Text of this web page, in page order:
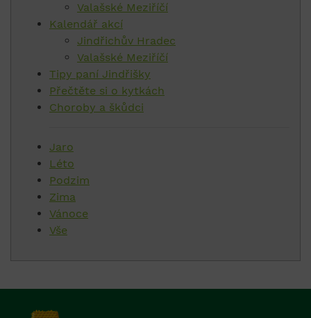
Valašské Meziříčí
Kalendář akcí
Jindřichův Hradec
Valašské Meziříčí
Tipy paní Jindřišky
Přečtěte si o kytkách
Choroby a škůdci
Jaro
Léto
Podzim
Zima
Vánoce
Vše